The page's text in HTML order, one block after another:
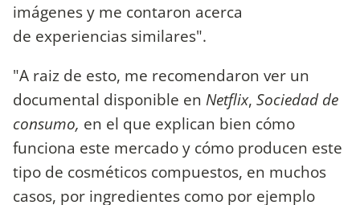
imágenes y me contaron acerca
de experiencias similares".
"A raiz de esto, me recomendaron ver un
documental disponible en Netflix, Sociedad de
consumo, en el que explican bien cómo
funciona este mercado y cómo producen este
tipo de cosméticos compuestos, en muchos
casos, por ingredientes como por ejemplo